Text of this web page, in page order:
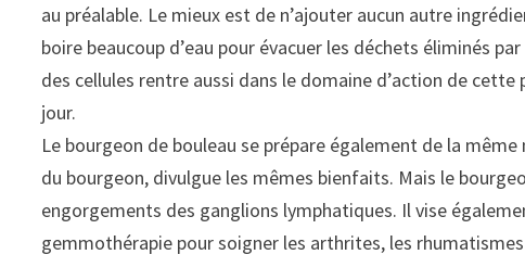
au préalable. Le mieux est de n’ajouter aucun autre
boire beaucoup d’eau pour évacuer les déchets éliminés
des cellules rentre aussi dans le domaine d’action de
jour.
Le bourgeon de bouleau se prépare également de la
du bourgeon, divulgue les mêmes bienfaits. Mais le
engorgements des ganglions lymphatiques. Il vise
gemmothérapie pour soigner les arthrites, les